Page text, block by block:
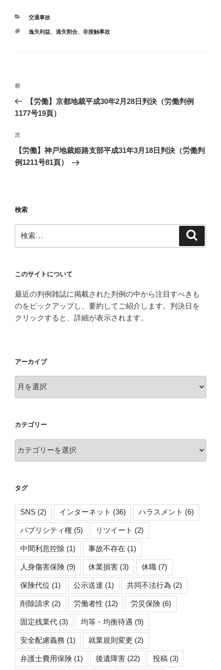
カ
ゴ
交通事故
タ
逸失利益、 過失割合、 非接触事故
投
ナ
ゲ
ー
シ
前
の
投
前
【労働】京都地裁平成30年2月28日判決（労働判例
1177号19頁）
次
の
投
次
【労働】神戸地裁姫路支部平成31年3月18日判決（労働判
例1211号81頁）
検索
索:
このサイトについて
最近の判例雑誌に掲載された判例の中から注目すべきも
のをピックアップし、要約してご紹介します。判決日を
クリックすると、詳細が表示されます。
アーカイブ
ー
ブ
カテゴリー
テ
ー
タグ
SNS (2) インターネット (36) ハラスメント (6)
パブリシティ権 (5) リツイート (2)
中間利息控除 (1) 事故不存在 (1)
人身傷害保険 (9) 休業損害 (3) 休職 (7)
保険代位 (1) 公示送達 (1) 共同不法行為 (2)
削除請求 (2) 労働者性 (12) 労災保険 (6)
固定残業代 (3) 均等・均衡待遇 (9)
安全配慮義務 (1) 就業規則変更 (2)
弁護士費用保険 (1) 後遺障害 (22) 投稿 (3)